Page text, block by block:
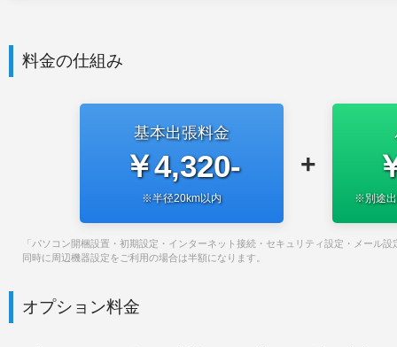
料金の仕組み
基本出張料金
￥4,320-
※半径20km以内
+
※別途出
「パソコン開梱設置・初期設定・インターネット接続・セキュリティ設定・メール
同時に周辺機器設定をご利用の場合は半額になります。
オプション料金